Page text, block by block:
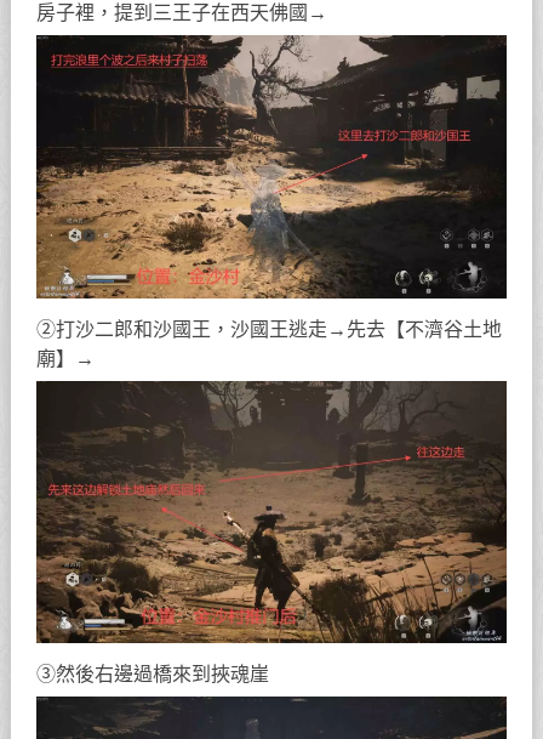
房子裡，提到三王子在西天佛國→
②打沙二郎和沙國王，沙國王逃走→先去【不濟谷土地
廟】→
③然後右邊過橋來到挾魂崖